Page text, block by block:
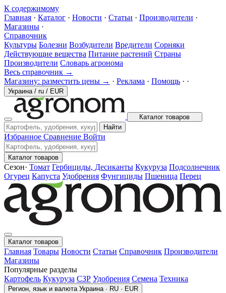
К содержимому
Главная · Каталог · Новости · Статьи · Производители ·
Магазины ·
Справочник
Культуры Болезни Возбудители Вредители Сорняки
Действующие вещества Питание растений Страны
Производители Словарь агронома
Весь справочник →
Магазину: разместить цены → · Реклама · Помощь · ·
Украина / ru / EUR
Каталог товаров
Найти
Избранное Сравнение Войти
Каталог товаров
Сезон· Томат Гербициды, Десиканты Кукуруза Подсолнечник
Огурец Капуста Удобрения Фунгициды Пшеница Перец
Каталог товаров
Главная Товары Новости Статьи Справочник Производители
Магазины
Популярные разделы
Картофель Кукуруза СЗР Удобрения Семена Техника
Регион, язык и валюта Украина · RU · EUR